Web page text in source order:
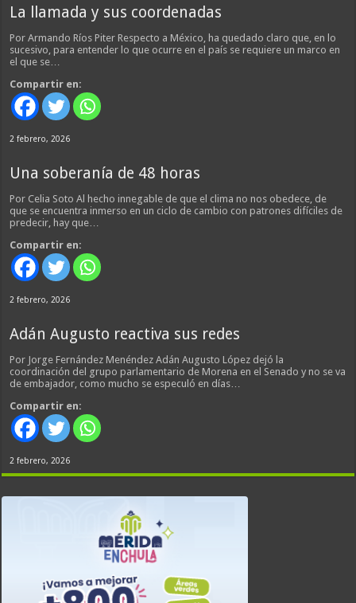
La llamada y sus coordenadas
Por Armando Ríos Piter Respecto a México, ha quedado claro que, en lo
sucesivo, para entender lo que ocurre en el país se requiere un marco en
el que se…
Compartir en:
2 febrero, 2026
Una soberanía de 48 horas
Por Celia Soto Al hecho innegable de que el clima no nos obedece, de
que se encuentra inmerso en un ciclo de cambio con patrones difíciles de
predecir, hay que…
Compartir en:
2 febrero, 2026
Adán Augusto reactiva sus redes
Por Jorge Fernández Menéndez Adán Augusto López dejó la
coordinación del grupo parlamentario de Morena en el Senado y no se va
de embajador, como mucho se especuló en días…
Compartir en:
2 febrero, 2026